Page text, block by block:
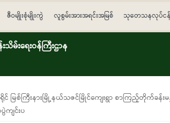
ဇီဝမျိုးစုံမျိုးကွဲ လူစွမ်းအားအရင်းအမြစ် သုတေသနလုပ်ငန်း
းရေးဝန်ကြီးဌာန
ရိုင် မြစ်ကြီးနားမြို့နယ်သဇင်မြိုင်ကျေးရွာ စာကြည့်တိုက်ခ
ကျင်းပ